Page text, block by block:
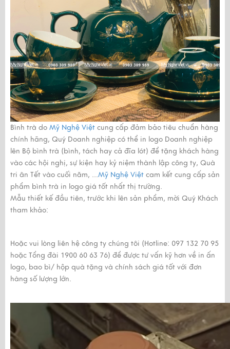
Bình trà do Mỹ Nghệ Việt cung cấp đảm bảo tiêu chuẩn hàng
chính hãng, Quý Doanh nghiệp có thể in logo Doanh nghiệp
lên Bộ bình trà (bình, tách hay cả đĩa lót) để tặng khách hàng
vào các hội nghị, sự kiện hay kỷ niệm thành lập công ty, Quà
tri ân Tết vào cuối năm, ...Mỹ Nghệ Việt cam kết cung cấp sản
phẩm bình trà in logo giá tốt nhất thị trường.
Mẫu thiết kế đầu tiên, trước khi lên sản phẩm, mời Quý Khách
tham khảo:
Hoặc vui lòng liên hệ công ty chúng tôi (Hotline: 097 132 70 95
hoặc Tổng đài 1900 60 63 76) để được tư vấn kỹ hơn về in ấn
logo, bao bì/ hộp quà tặng và chính sách giá tốt với đơn
hàng số lượng lớn.